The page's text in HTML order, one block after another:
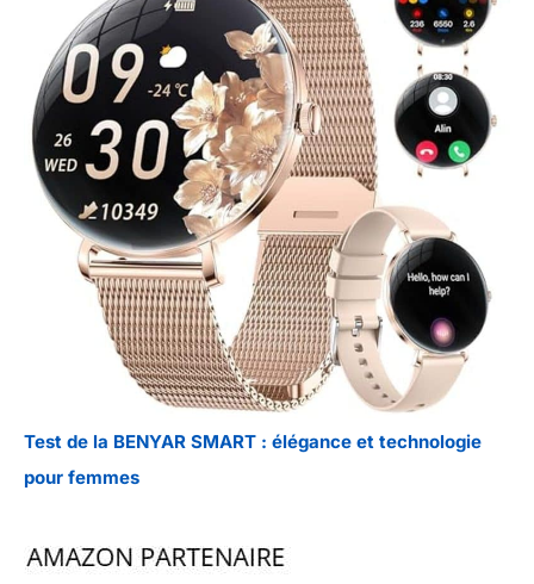
Test de la BENYAR SMART : élégance et technologie
pour femmes